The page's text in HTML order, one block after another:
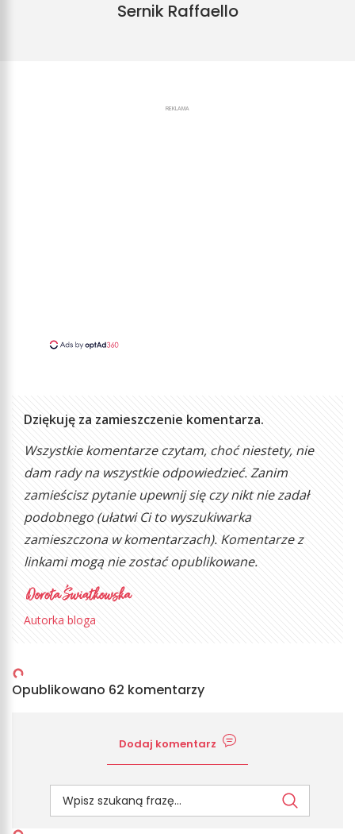
Sernik Raffaello
REKLAMA
Dziękuję za zamieszczenie komentarza.
Wszystkie komentarze czytam, choć niestety, nie
dam rady na wszystkie odpowiedzieć. Zanim
zamieścisz pytanie upewnij się czy nikt nie zadał
podobnego (ułatwi Ci to wyszukiwarka
zamieszczona w komentarzach). Komentarze z
linkami mogą nie zostać opublikowane.
Autorka bloga
Opublikowano 62 komentarzy
Dodaj komentarz